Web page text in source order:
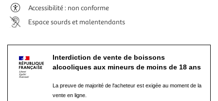
Accessibilité : non conforme
Espace sourds et malentendants
Interdiction de vente de boissons
alcooliques aux mineurs de moins de 18 ans
La preuve de majorité de l'acheteur est exigée au moment de la
vente en ligne.